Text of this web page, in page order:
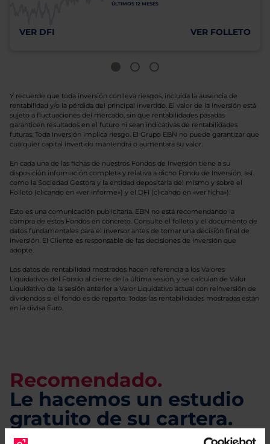
ÚLTIMOS 12 MESES
VER DFI VER FOLLETO
Y recuerde que toda inversión conlleva riesgos, incluida la ausencia de
rentabilidad y/o la pérdida del principal invertido. El valor de la inversión está
sujeto a fluctuaciones del mercado, sin que rentabilidades pasadas
garanticen resultados en el futuro ni sean indicativas de rentabilidades
futuras. Toda inversión implica riesgo. El Grupo EBN no puede garantizar que
cualquier capital invertido mantendrá o aumentará su valor.
En cada una de las fichas de nuestros Fondos de Inversión tiene a su
disposición información completa y relativa a dicho Fondo de Inversión, así
como la Sociedad Gestora y la entidad depositaria del mismo y sobre el
Folleto (clicando en «ver informe») y el DFI (clicando en «ver ficha»).
Esto es una comunicación publicitaria. EBN no está recomendando la
compra de estos Fondos en concreto. Consulte el folleto y el documento de
datos fundamentales para el inversor antes de tomar una decisión final de
inversión. El Cliente es responsable de las decisiones de inversión que
adopte.
Los datos de rentabilidad mostrados hacen referencia a los Valores
Liquidativos del Fondo al cierre de la última sesión, y se calculan de Valor
Liquidativo de la sesión anterior a Valor Liquidativo actual con reinversión de
dividendos si el fondo es de reparto. Todas las rentabilidades mostradas están
en la divisa Euro.
Recomendado.
Le hacemos un estudio
gratuito de su cartera.